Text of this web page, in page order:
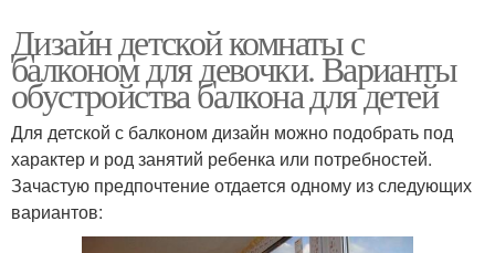
Дизайн детской комнаты с
балконом для девочки. Варианты
обустройства балкона для детей
Для детской с балконом дизайн можно подобрать под
характер и род занятий ребенка или потребностей.
Зачастую предпочтение отдается одному из следующих
вариантов: